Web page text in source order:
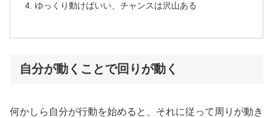
ゆっくり動けばいい、チャンスは沢山ある
自分が動くことで回りが動く
何かしら自分が行動を始めると、それに従って周りが動き